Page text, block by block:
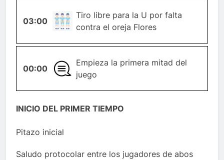
03:00
TIRO-
LIBRE
Tiro libre para la U por falta
contra el oreja Flores
00:00GENERAL
Empieza la primera mitad del
juego
INICIO DEL PRIMER TIEMPO
Pitazo inicial
Saludo protocolar entre los jugadores de abos